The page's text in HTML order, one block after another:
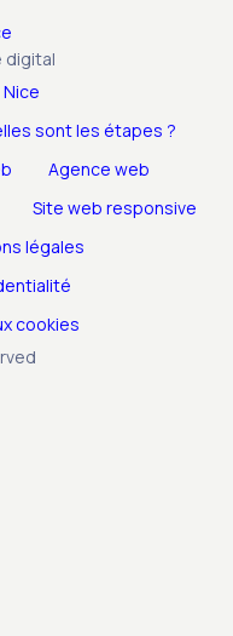
digital
sont les étapes ?
Agence web
Site web responsive
légales
cookies